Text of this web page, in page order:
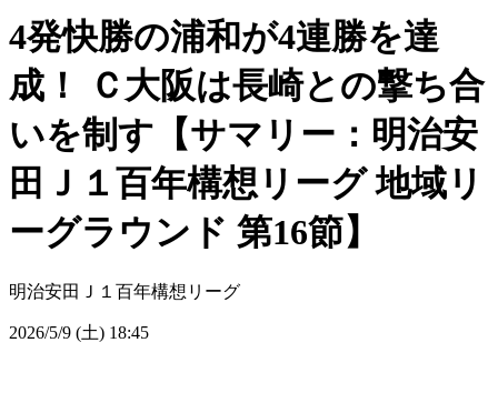
4発快勝の浦和が4連勝を達
成！ Ｃ大阪は長崎との撃ち合
いを制す【サマリー：明治安
田Ｊ１百年構想リーグ 地域リ
ーグラウンド 第16節】
明治安田Ｊ１百年構想リーグ
2026/5/9 (土) 18:45